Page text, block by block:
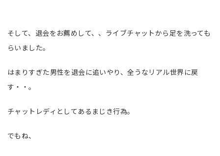
そして、退会をお薦めして、、ライブチャットから足を洗っても
らいました。
はまりすぎた男性を退会に追いやり、全うなリアル世界に戻
す・・。
チャットレディとしてあるまじき行為。
でもね、